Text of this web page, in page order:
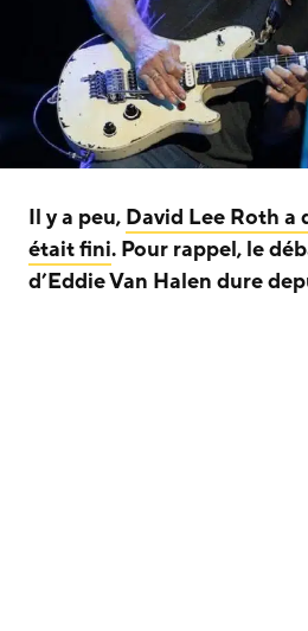
Il y a peu, David Lee Roth a
était fini. Pour rappel, le
d’Eddie Van Halen dure